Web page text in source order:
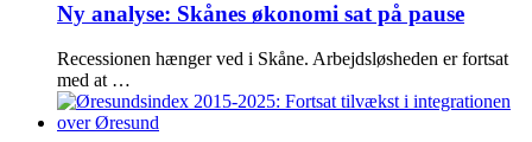
Ny analyse: Skånes økonomi sat på pause
Recessionen hænger ved i Skåne. Arbejdsløsheden er fortsat
med at …